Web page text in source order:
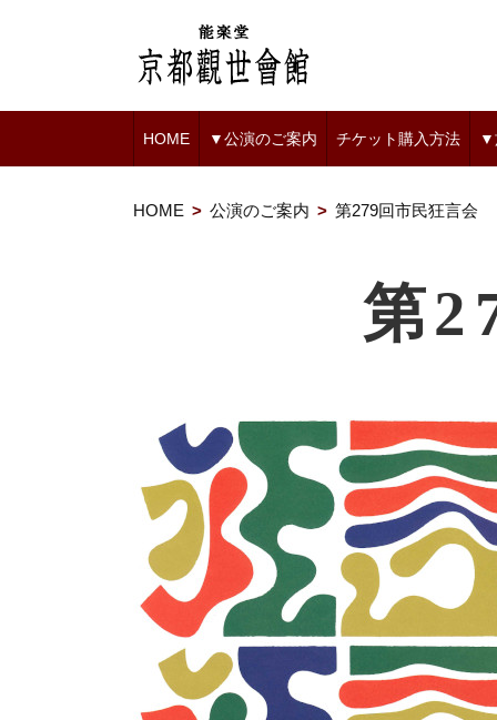
HOME ▼公演のご案内 チケット購入方法 ▼
HOME 公演のご案内 第279回市民狂言会
第